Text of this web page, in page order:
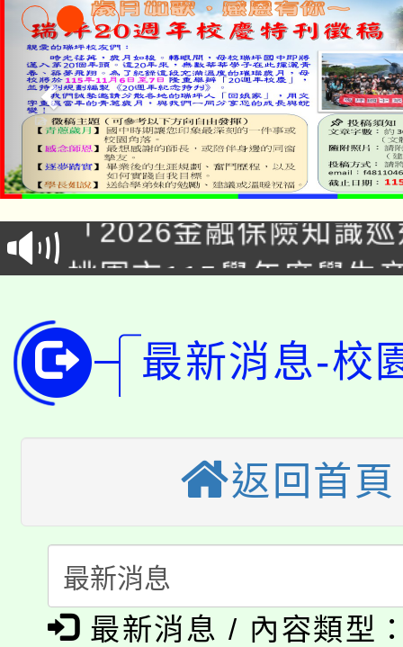
公告本校115學年度第
代理(課)教師甄選結果(
「2026金融保險知識
車」活動
桃園市115學年度學生
代理(課)教師甄選結果(
公告本校115學年度第
代理(課)教師甄選結果(
轉知中國文化大學推廣
《TA101》溝通分析基
程，歡迎學生輔導中心
心理、諮商輔導、社會
系所師生報名參加。
轉知苗栗縣政府辦理
縣市「校園短影音徵
門員」簡章及活動海報
踴躍報名參加。
桃園市115學年度學生
要點
「桃園市補助參觀特色
展演活動實施計畫」
115年度「教育部表揚
義教育推展貢獻獎」
公告本校115學年度第
最新消息-校
返回首頁
最新消息 / 內容類型